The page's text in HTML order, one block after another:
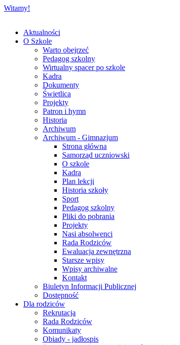
Witamy!
Aktualności
O Szkole
Warto obejrzeć
Pedagog szkolny
Wirtualny spacer po szkole
Kadra
Dokumenty
Świetlica
Projekty
Patron i hymn
Historia
Archiwum
Archiwum - Gimnazjum
Strona główna
Samorząd uczniowski
O szkole
Kadra
Plan lekcji
Historia szkoły
Sport
Pedagog szkolny
Pliki do pobrania
Projekty
Nasi absolwenci
Rada Rodziców
Ewaluacja zewnętrzna
Starsze wpisy
Wpisy archiwalne
Kontakt
Biuletyn Informacji Publicznej
Dostępność
Dla rodziców
Rekrutacja
Rada Rodziców
Komunikaty
Obiady - jadłospis